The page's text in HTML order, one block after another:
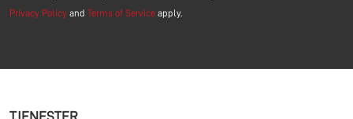
Privacy Policy and Terms of Service apply.